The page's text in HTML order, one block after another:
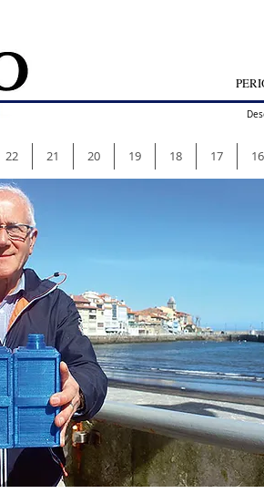
22 21 20 19 18 17 16